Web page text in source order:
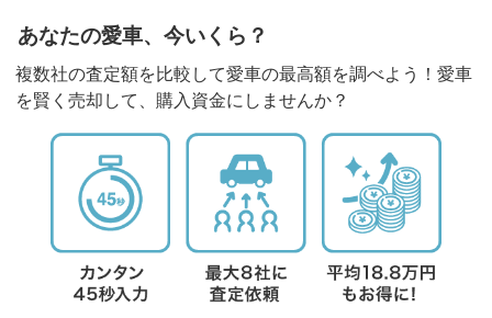
あなたの愛車、今いくら？
複数社の査定額を比較して愛車の最高額を調べよう！愛車
を賢く売却して、購入資金にしませんか？